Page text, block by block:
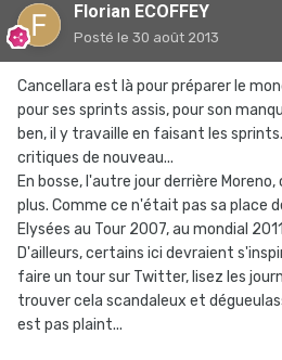
Florian ECOFFEY
Posté le 30 août 2013
Cancellara est là pour préparer le
pour ses sprints assis, pour son
ben, il y travaille en faisant les
critiques de nouveau...
En bosse, l'autre jour derrière
plus. Comme ce n'était pas sa place
Elysées au Tour 2007, au mondial
D'ailleurs, certains ici devraient
faire un tour sur Twitter, lisez les
trouver cela scandaleux et
est pas plaint...